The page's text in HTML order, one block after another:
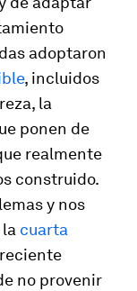
adoptaron
, incluidos
la
ponen de
realmente
construido.
y nos
cuarta
no provenir